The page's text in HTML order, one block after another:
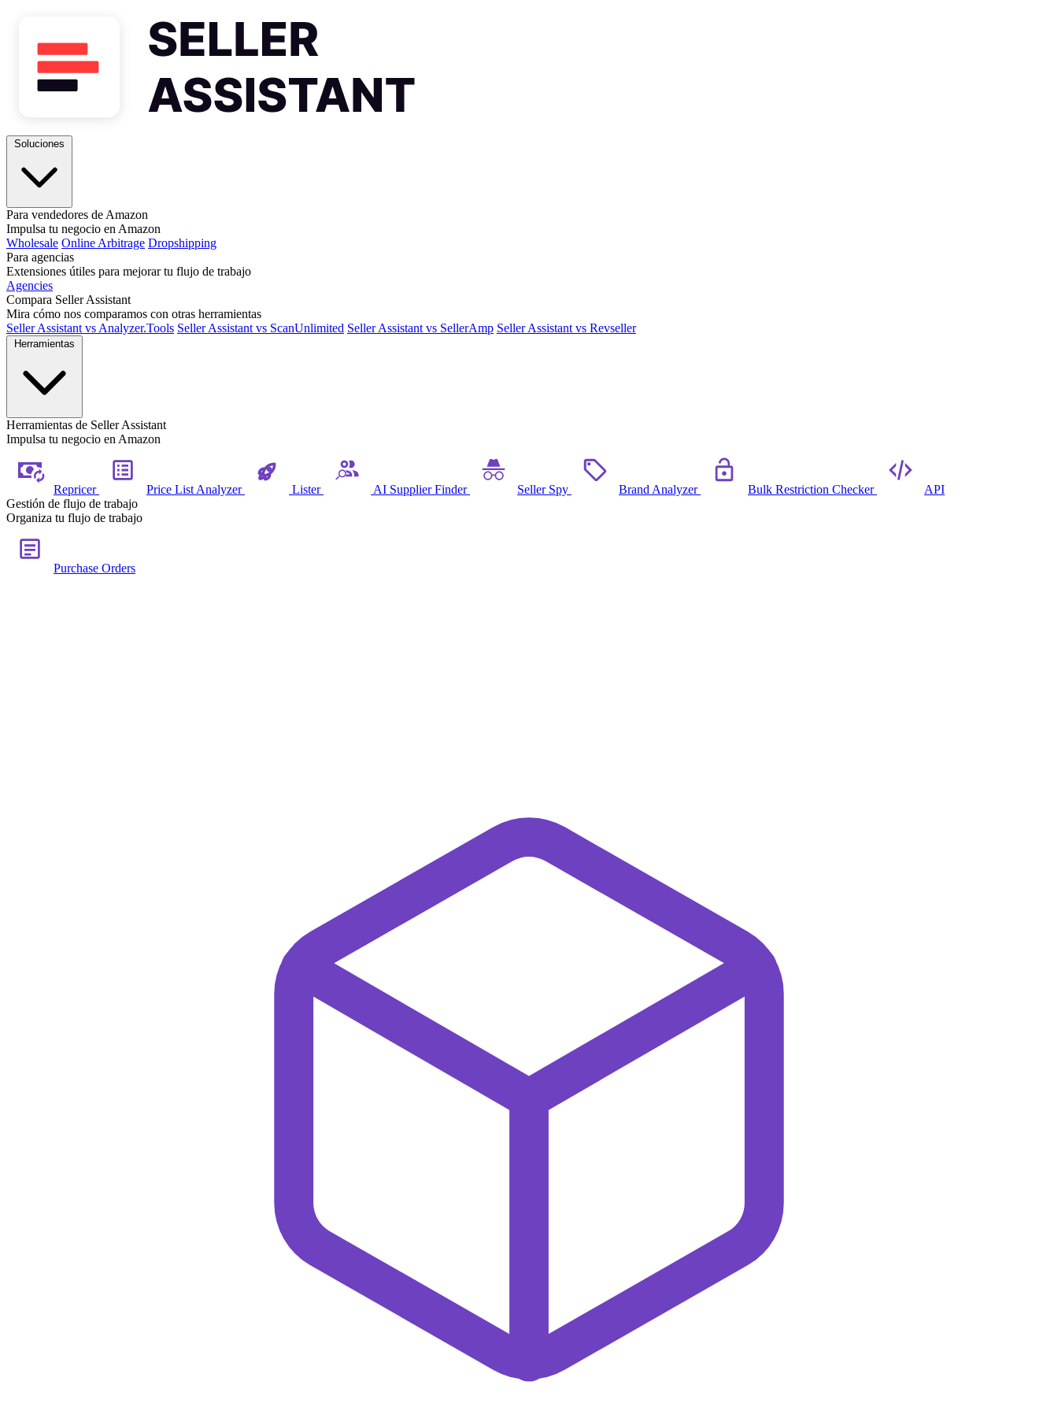
Para vendedores de Amazon
Impulsa tu negocio en Amazon
Wholesale Online Arbitrage Dropshipping
Para agencias
Extensiones útiles para mejorar tu flujo de trabajo
Agencies
Compara Seller Assistant
Mira cómo nos comparamos con otras herramientas
Seller Assistant vs Analyzer.Tools Seller Assistant vs ScanUnlimited Seller Assistant vs SellerAmp Seller Assistant vs Revseller
Herramientas de Seller Assistant
Impulsa tu negocio en Amazon
Repricer Price List Analyzer Lister AI Supplier Finder Seller Spy Brand Analyzer Bulk Restriction Checker
API
Gestión de flujo de trabajo
Organiza tu flujo de trabajo
Purchase Orders